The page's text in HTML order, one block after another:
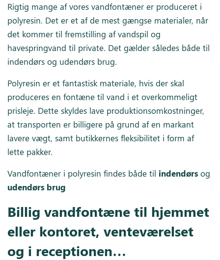
Rigtig mange af vores vandfontæner er produceret i
polyresin. Det er et af de mest gængse materialer, når
det kommer til fremstilling af vandspil og
havespringvand til private. Det gælder således både til
indendørs og udendørs brug.
Polyresin er et fantastisk materiale, hvis der skal
produceres en fontæne til vand i et overkommeligt
prisleje. Dette skyldes lave produktionsomkostninger,
at transporten er billigere på grund af en markant
lavere vægt, samt butikkernes fleksibilitet i form af
lette pakker.
Vandfontæner i polyresin findes både til indendørs og
udendørs brug
Billig vandfontæne til hjemmet
eller kontoret, venteværelset
og i receptionen…